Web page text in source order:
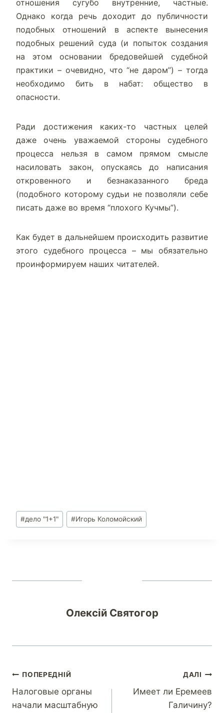
отношения сугубо внутренние, частные.
Однако когда речь доходит до публичности
подобных отношений в аспекте вынесения
подобных решений суда (и попыток создания
на этом основании бредовейшей судебной
практики – очевидно, что “не даром”) – тогда
необходимо бить в набат: общество в
опасности.
Ради достижения каких-то частных целей
даже очень уважаемой стороны судебного
процесса нельзя в самом прямом смысле
насиловать закон, опускаясь до написания
откровенного и безнаказанного бреда
(подобного которому судьи не позволяли себе
писать даже во время “плохого Кучмы”).
Как будет в дальнейшем происходить развитие
этого судебного процесса – мы обязательно
проинформируем наших читателей.
#дело "1+1" #Игорь Коломойский
Олексій Святогор
ПОПЕРЕДНІЙ
Налоговые органы
начали масштабную
ДАЛІ
Имеет ли Еремеев
Галичину?